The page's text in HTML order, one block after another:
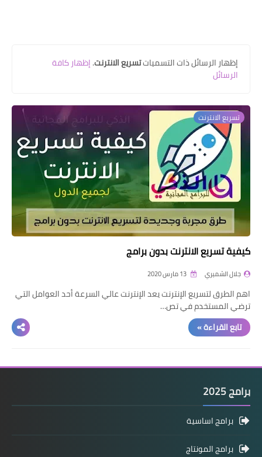
‏إظهار الرسائل ذات التسمياتتسريع الانترنت.إظهار كافة
الرسائل
تسريع الانترنت
كيفية تسريع الانترنت بدون برامج
جلال الشميري
اهم الطرق لتسريع الإنترنت يعد الإنترنت عالي السرعة أحد العوامل التي
ترضي المستخدم في تص…
تابع القراءة »
برامج 2025
برامج اساسية
برامج المونتاج